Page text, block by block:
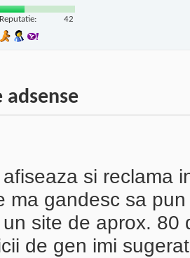
Reputatie: 42
adsense
si reclama
ma gandesc sa
site de aprox.
de gen imi